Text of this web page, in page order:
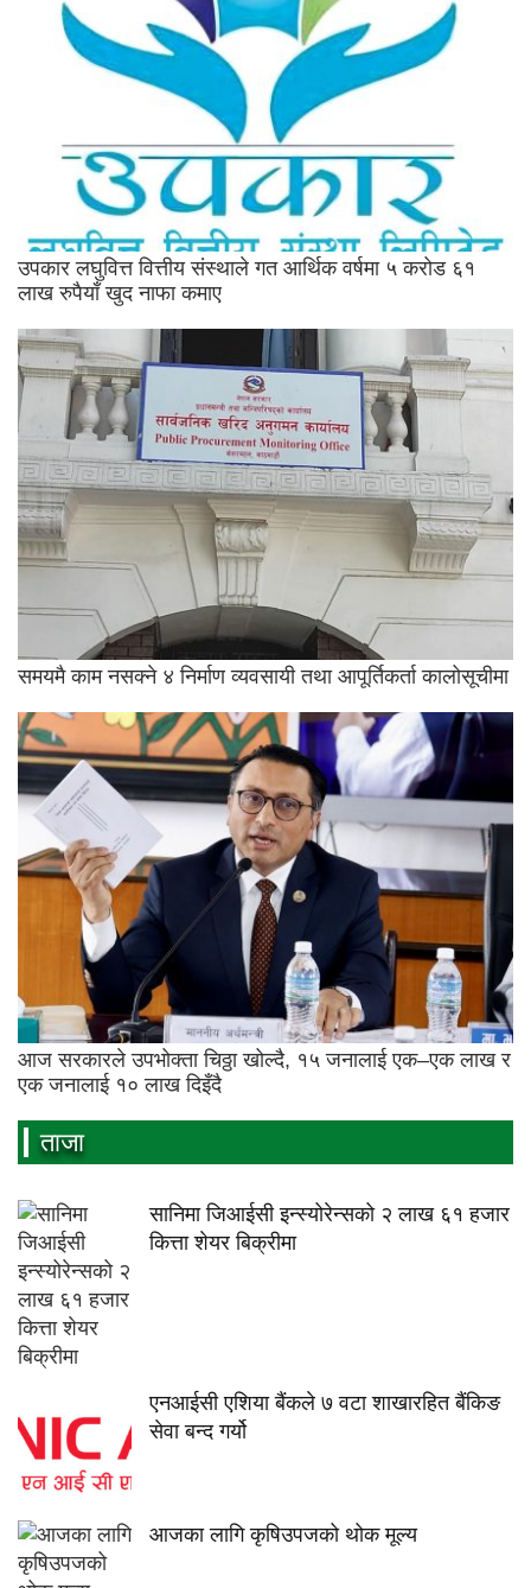
उपकार लघुवित्त वित्तीय संस्थाले गत आर्थिक वर्षमा ५ करोड ६१
लाख रुपैयाँ खुद नाफा कमाए
समयमै काम नसक्ने ४ निर्माण व्यवसायी तथा आपूर्तिकर्ता कालोसूचीमा
आज सरकारले उपभोक्ता चिठ्ठा खोल्दै, १५ जनालाई एक–एक लाख र
एक जनालाई १० लाख दिइँदै
ताजा
सानिमा जिआईसी इन्स्योरेन्सको २ लाख ६१ हजार
कित्ता शेयर बिक्रीमा
एनआईसी एशिया बैंकले ७ वटा शाखारहित बैंकिङ
सेवा बन्द गर्यो
आजका लागि कृषिउपजको थोक मूल्य